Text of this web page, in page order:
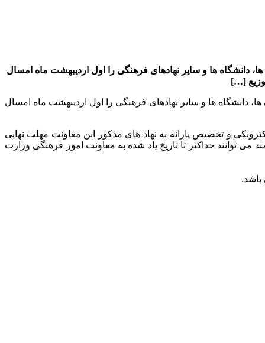
دانشگاه ها و سایر نهادهای فرهنگی را اول اردیبهشت ماه امسال
[…]
دانشگاه ها و سایر نهادهای فرهنگی را اول اردیبهشت ماه امسال
و تخصیص یارانه به نهاد های مذکور این معاونت مهلت نهایی
می توانند حداکثر تا تاریخ یاد شده به معاونت امور فرهنگی وزارت